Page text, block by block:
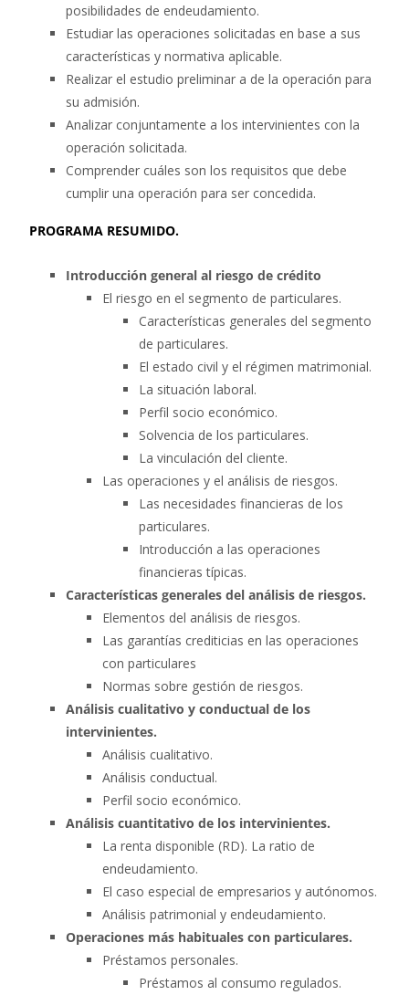
posibilidades de endeudamiento.
Estudiar las operaciones solicitadas en base a sus
características y normativa aplicable.
Realizar el estudio preliminar a de la operación para
su admisión.
Analizar conjuntamente a los intervinientes con la
operación solicitada.
Comprender cuáles son los requisitos que debe
cumplir una operación para ser concedida.
PROGRAMA RESUMIDO.
Introducción general al riesgo de crédito
El riesgo en el segmento de particulares.
Características generales del segmento
de particulares.
El estado civil y el régimen matrimonial.
La situación laboral.
Perfil socio económico.
Solvencia de los particulares.
La vinculación del cliente.
Las operaciones y el análisis de riesgos.
Las necesidades financieras de los
particulares.
Introducción a las operaciones
financieras típicas.
Características generales del análisis de riesgos.
Elementos del análisis de riesgos.
Las garantías crediticias en las operaciones
con particulares
Normas sobre gestión de riesgos.
Análisis cualitativo y conductual de los
intervinientes.
Análisis cualitativo.
Análisis conductual.
Perfil socio económico.
Análisis cuantitativo de los intervinientes.
La renta disponible (RD). La ratio de
endeudamiento.
El caso especial de empresarios y autónomos.
Análisis patrimonial y endeudamiento.
Operaciones más habituales con particulares.
Préstamos personales.
Préstamos al consumo regulados.